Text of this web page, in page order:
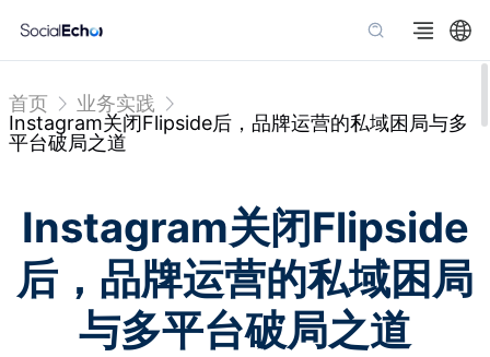
首页
业务实践
Instagram关闭Flipside后，品牌运营的私域困局与多
平台破局之道
Instagram关闭Flipside
后，品牌运营的私域困局
与多平台破局之道